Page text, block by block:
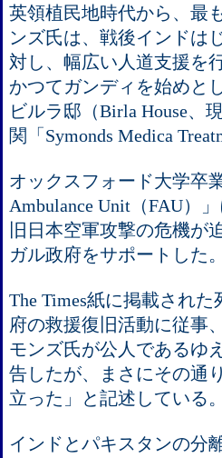
英領植民地時代から、最
ンズ氏は、戦後インドは
対し、幅広い人道支援を
かつてガンディを始めと
ビルラ邸（Birla House、
関「Symonds Medica
オックスフォード大学卒
Ambulance Unit（FAU）
旧日本空軍攻撃の危機が
ガル政府をサポートした。
The Times紙に掲載され
府の救援復旧活動に従事
モンズ氏が公人であるゆ
告したが、まさにその通
立った」と記述している。
インドとパキスタンの分